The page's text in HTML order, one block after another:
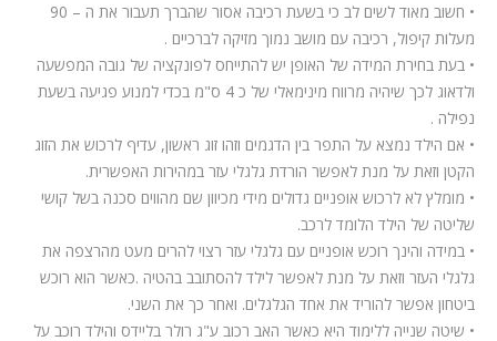
• חשוב מאוד לשים לב כי בשעת רכיבה אסור שהברך תעבור את ה – 90
מעלות קיפול, רכיבה עם מושב נמוך מזיקה לברכיים .
• בעת בחירת המידה של האופן יש להתייחס לפונקציה של גובה המפשעה
ולדאוג לכך שיהיה מרווח מינימאלי של כ 4 ס"מ בכדי למנוע פגיעה בשעת
נפילה .
• אם הילד נמצא על התפר בין הדגמים וזהו זוג ראשון, עדיף לרכוש את הזוג
הקטן וזאת על מנת לאפשר הורדת גלגלי עזר במהירות האפשרית.
• מומלץ לא לרכוש אופניים גדולים מידי מכיוון שם מהווים סכנה בשל קושי
שליטה של הילד הלומד לרכב.
• במידה והינך רוכש אופניים עם גלגלי עזר רצוי להרים מעט מהרצפה את
גלגלי העזר וזאת על מנת לאפשר לילד להסתובב בהטיה .כאשר הוא רוכש
ביטחון אפשר להוריד את אחד הגלגלים. ואחר כך את השני.
• שיטה שנייה ללימוד היא כאשר האב רכוב ע"ג רולר בליידס והילד רוכב על